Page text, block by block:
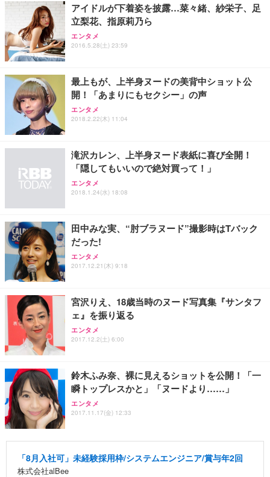
務用 おしゃれ パソコンチェア (ホワイト)
ANDWINT オフィスチェア デスクチェア 肘なし メ
ッシュ 通気性 ランバーサポート付き 腰サポート ガ
ス圧無段階昇降 360度回転 キャスター付き コンパク
【MiniLED/24.5inch/280Hz/FHD】GRAPHT THE S
HOOTER Gaming Monitor 24” Essential ゲーミン
グモニター QD 24.5インチ 1ms FHD 量子ドット 残
アイリスオーヤマ ペットシーツ 超厚型 お徳用 レギ
ュラー 200枚入【Amazon.co.jp限定】
アイドルが下着姿を披露…菜々緒、紗栄子、足
立梨花、指原莉乃ら
エンタメ
2016.5.28(土) 23:59
最上もが、上半身ヌードの美背中ショット公
開！「あまりにもセクシー」の声
エンタメ
2018.2.22(木) 11:04
滝沢カレン、上半身ヌード表紙に喜び全開！
「隠してもいいので絶対買って！」
エンタメ
2018.1.24(水) 18:08
田中みな実、“肘ブラヌード”撮影時はTバック
だった!
エンタメ
2017.12.21(木) 9:18
宮沢りえ、18歳当時のヌード写真集『サンタフ
ェ』を振り返る
エンタメ
2017.12.2(土) 6:00
鈴木ふみ奈、裸に見えるショットを公開！「一
瞬トップレスかと」「ヌードより……」
エンタメ
2017.11.17(金) 12:33
「8月入社可」未経験採用枠/システムエンジニア/賞与年2回
株式会社alBee